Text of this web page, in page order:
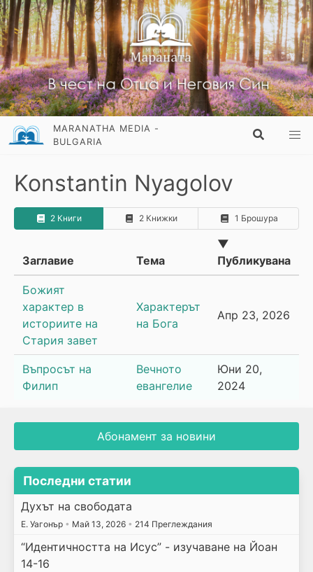
MARANATHA MEDIA -
BULGARIA
Konstantin Nyagolov
2 Книги 2 Книжки 1 Брошура
Заглавие Тема
▼
Публикувана
Божият
характер в
историите на
Стария завет
Характерът
на Бога
Апр 23, 2026
Въпросът на
Филип
Вечното
евангелие
Юни 20,
2024
Абонамент за новини
Последни статии
Духът на свободата
E. Уагонър • Май 13, 2026 • 214 Преглеждания
“Идентичността на Исус” - изучаване на Йоан
14-16